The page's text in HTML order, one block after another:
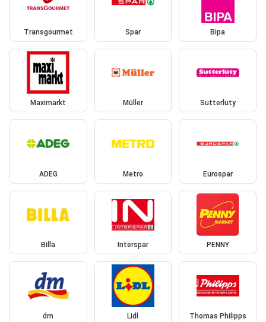
Transgourmet Spar Bipa
Maximarkt Müller Sutterlüty
ADEG Metro Eurospar
Billa Interspar PENNY
dm Lidl Thomas Philipps